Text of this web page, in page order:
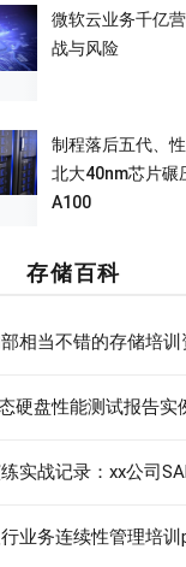
微软云业务千亿
战与风险
制程落后五代、
北大40nm芯片碾
A100
存储百科
相当不错的存储培训
硬盘性能测试报告实
实战记录：xx公司
业务连续性管理培